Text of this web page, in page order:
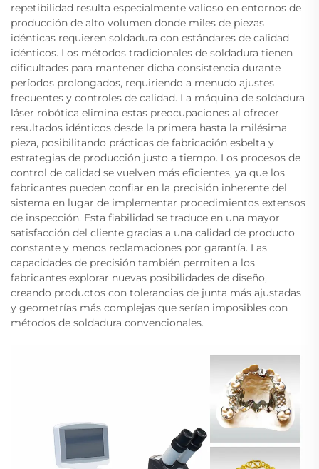
repetibilidad resulta especialmente valioso en entornos de
producción de alto volumen donde miles de piezas
idénticas requieren soldadura con estándares de calidad
idénticos. Los métodos tradicionales de soldadura tienen
dificultades para mantener dicha consistencia durante
períodos prolongados, requiriendo a menudo ajustes
frecuentes y controles de calidad. La máquina de soldadura
láser robótica elimina estas preocupaciones al ofrecer
resultados idénticos desde la primera hasta la milésima
pieza, posibilitando prácticas de fabricación esbelta y
estrategias de producción justo a tiempo. Los procesos de
control de calidad se vuelven más eficientes, ya que los
fabricantes pueden confiar en la precisión inherente del
sistema en lugar de implementar procedimientos extensos
de inspección. Esta fiabilidad se traduce en una mayor
satisfacción del cliente gracias a una calidad de producto
constante y menos reclamaciones por garantía. Las
capacidades de precisión también permiten a los
fabricantes explorar nuevas posibilidades de diseño,
creando productos con tolerancias de junta más ajustadas
y geometrías más complejas que serían imposibles con
métodos de soldadura convencionales.